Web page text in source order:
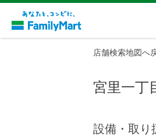
店舗検索地図へ
宮里一丁
設備・取り